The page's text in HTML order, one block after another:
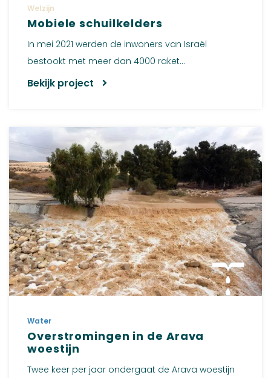
Welzijn
Mobiele schuilkelders
In mei 2021 werden de inwoners van Israël
bestookt met meer dan 4000 raket...
Bekijk project
Water
Overstromingen in de Arava
woestijn
Twee keer per jaar ondergaat de Arava woestijn